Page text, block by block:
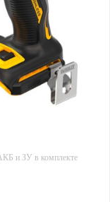
и ЗУ в комплекте